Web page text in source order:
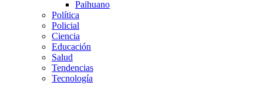
Paihuano
Política
Policial
Ciencia
Educación
Salud
Tendencias
Tecnología